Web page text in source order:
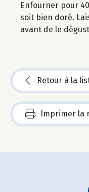
Enfourner pour
soit bien doré.
avant de le
Retour à la
Imprimer la